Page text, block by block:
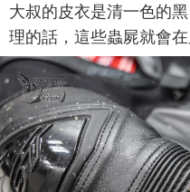
大叔的皮衣是清一色的
理的話，這些蟲屍就會